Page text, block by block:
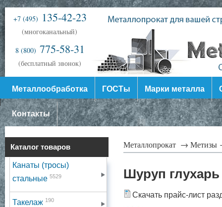
+7 (495) 135-42-23
(многоканальный)
8 (800) 775-58-31
(бесплатный звонок)
Металлообработка ГОСТы Марки металла
Контакты
Каталог товаров
Канаты (тросы)
стальные 5529
Такелаж 190
Металлопрокат → Метизы
Шуруп
Скачать прайс-лист